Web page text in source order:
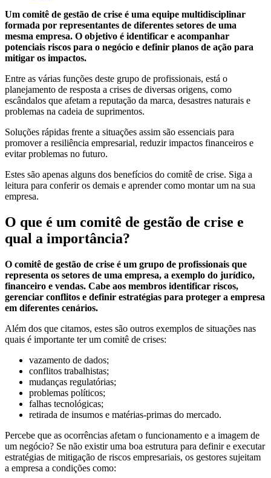
Um comitê de gestão de crise é uma equipe multidisciplinar
formada por representantes de diferentes setores de uma
mesma empresa. O objetivo é identificar e acompanhar
potenciais riscos para o negócio e definir planos de ação para
mitigar os impactos.
Entre as várias funções deste grupo de profissionais, está o
planejamento de resposta a crises de diversas origens, como
escândalos que afetam a reputação da marca, desastres naturais e
problemas na cadeia de suprimentos.
Soluções rápidas frente a situações assim são essenciais para
promover a resiliência empresarial, reduzir impactos financeiros e
evitar problemas no futuro.
Estes são apenas alguns dos benefícios do comitê de crise. Siga a
leitura para conferir os demais e aprender como montar um na sua
empresa.
O que é um comitê de gestão de crise e
qual a importância?
O comitê de gestão de crise é um grupo de profissionais que
representa os setores de uma empresa, a exemplo do jurídico,
financeiro e vendas. Cabe aos membros identificar riscos,
gerenciar conflitos e definir estratégias para proteger a empresa
em diferentes cenários.
Além dos que citamos, estes são outros exemplos de situações nas
quais é importante ter um comitê de crises:
vazamento de dados;
conflitos trabalhistas;
mudanças regulatórias;
problemas políticos;
falhas tecnológicas;
retirada de insumos e matérias-primas do mercado.
Percebe que as ocorrências afetam o funcionamento e a imagem de
um negócio? Se não existir uma boa estrutura para definir e executar
estratégias de mitigação de riscos empresariais, os gestores sujeitam
a empresa a condições como: